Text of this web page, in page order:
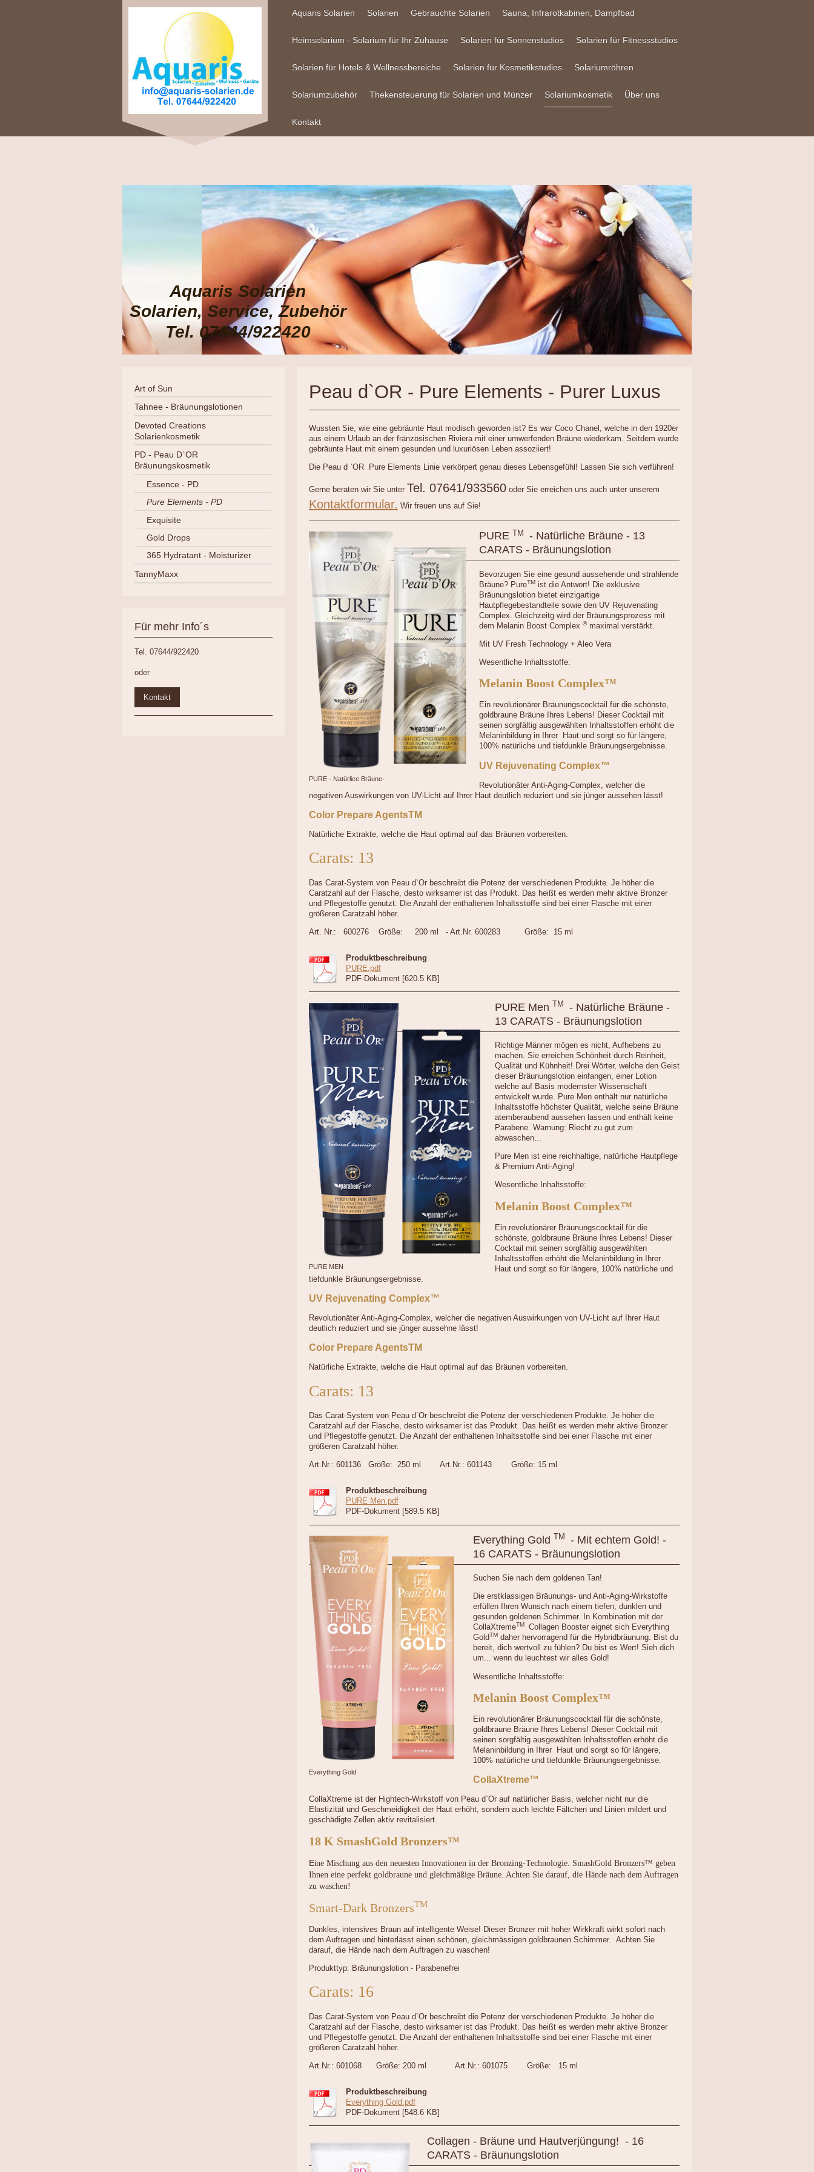
Aquaris Solarien Solarien Gebrauchte Solarien Sauna, Infrarotkabinen, Dampfbad
Heimsolarium - Solarium für Ihr Zuhause Solarien für Sonnenstudios Solarien für Fitnessstudios
Solarien für Hotels & Wellnessbereiche Solarien für Kosmetikstudios Solariumröhren
Solariumzubehör Thekensteuerung für Solarien und Münzer Solariumkosmetik Über uns
Kontakt
Aquaris Solarien
Solarien, Service, Zubehör
Tel. 07644/922420
Peau d`OR - Pure Elements - Purer Luxus
Wussten Sie, wie eine gebräunte Haut modisch geworden ist? Es war Coco Chanel, welche in den 1920er
aus einem Urlaub an der fränzösischen Riviera mit einer umwerfenden Bräune wiederkam. Seitdem wurde
gebräunte Haut mit einem gesunden und luxuriösen Leben assoziiert!
Die Peau d `OR Pure Elements Linie verkörpert genau dieses Lebensgefühl! Lassen Sie sich verführen!
Gerne beraten wir Sie unter Tel. 07641/933560oder Sie erreichen uns auch unter unserem
Kontaktformular. Wir freuen uns auf Sie!
PURE - Natürlice Bräune-
PURE TM
- Natürliche Bräune - 13
CARATS - Bräunungslotion
Bevorzugen Sie eine gesund aussehende und strahlende
Bräune? PureTMist die Antwort! Die exklusive
Bräunungslotion bietet einzigartige
Hautpflegebestandteile sowie den UV Rejuvenating
Complex. Gleichzeitg wird der Bräunungsprozess mit
dem Melanin Boost Complex ®maximal verstärkt.
Mit UV Fresh Technology + Aleo Vera
Wesentliche Inhaltsstoffe:
Melanin Boost Complex™
Ein revolutionärer Bräunungscocktail für die schönste,
goldbraune Bräune Ihres Lebens! Dieser Cocktail mit
seinen sorgfältig ausgewählten Inhaltsstoffen erhöht die
Melaninbildung in Ihrer Haut und sorgt so für längere,
100% natürliche und tiefdunkle Bräunungsergebnisse.
UV Rejuvenating Complex™
Revolutionäter Anti-Aging-Complex, welcher die
negativen Auswirkungen von UV-Licht auf Ihrer Haut deutlich reduziert und sie jünger aussehen lässt!
Color Prepare AgentsTM
Natürliche Extrakte, welche die Haut optimal auf das Bräunen vorbereiten.
Carats: 13
Das Carat-System von Peau d`Or beschreibt die Potenz der verschiedenen Produkte. Je höher die
Caratzahl auf der Flasche, desto wirksamer ist das Produkt. Das heißt es werden mehr aktive Bronzer
und Pflegestoffe genutzt. Die Anzahl der enthaltenen Inhaltsstoffe sind bei einer Flasche mit einer
größeren Caratzahl höher.
Art. Nr.: 600276 Größe: 200 ml - Art.Nr. 600283 Größe: 15 ml
Produktbeschreibung
PURE.pdf
PDF-Dokument [620.5 KB]
PURE MEN
PURE Men TM
- Natürliche Bräune -
13 CARATS - Bräunungslotion
Richtige Männer mögen es nicht, Aufhebens zu
machen. Sie erreichen Schönheit durch Reinheit,
Qualität und Kühnheit! Drei Wörter, welche den Geist
dieser Bräunungslotion einfangen, einer Lotion
welche auf Basis modernster Wissenschaft
entwickelt wurde. Pure Men enthält nur natürliche
Inhaltsstoffe höchster Qualität, welche seine Bräune
atemberaubend aussehen lassen und enthält keine
Parabene. Warnung: Riecht zu gut zum
abwaschen...
Pure Men ist eine reichhaltige, natürliche Hautpflege
& Premium Anti-Aging!
Wesentliche Inhaltsstoffe:
Melanin Boost Complex™
Ein revolutionärer Bräunungscocktail für die
schönste, goldbraune Bräune Ihres Lebens! Dieser
Cocktail mit seinen sorgfältig ausgewählten
Inhaltsstoffen erhöht die Melaninbildung in Ihrer
Haut und sorgt so für längere, 100% natürliche und
tiefdunkle Bräunungsergebnisse.
UV Rejuvenating Complex™
Revolutionäter Anti-Aging-Complex, welcher die negativen Auswirkungen von UV-Licht auf Ihrer Haut
deutlich reduziert und sie jünger aussehne lässt!
Color Prepare AgentsTM
Natürliche Extrakte, welche die Haut optimal auf das Bräunen vorbereiten.
Carats: 13
Das Carat-System von Peau d`Or beschreibt die Potenz der verschiedenen Produkte. Je höher die
Caratzahl auf der Flasche, desto wirksamer ist das Produkt. Das heißt es werden mehr aktive Bronzer
und Pflegestoffe genutzt. Die Anzahl der enthaltenen Inhaltsstoffe sind bei einer Flasche mit einer
größeren Caratzahl höher.
Art.Nr.: 601136 Größe: 250 ml Art.Nr.: 601143 Größe: 15 ml
Produktbeschreibung
PURE Men.pdf
PDF-Dokument [589.5 KB]
Everything Gold
Everything Gold TM
- Mit echtem Gold! -
16 CARATS - Bräunungslotion
Suchen Sie nach dem goldenen Tan!
Die erstklassigen Bräunungs- und Anti-Aging-Wirkstoffe
erfüllen Ihren Wunsch nach einem tiefen, dunklen und
gesunden goldenen Schimmer. In Kombination mit der
CollaXtremeTM
Collagen Booster eignet sich Everything
GoldTMdaher hervorragend für die Hybridbräunung. Bist du
bereit, dich wertvoll zu fühlen? Du bist es Wert! Sieh dich
um... wenn du leuchtest wir alles Gold!
Wesentliche Inhaltsstoffe:
Melanin Boost Complex™
Ein revolutionärer Bräunungscocktail für die schönste,
goldbraune Bräune Ihres Lebens! Dieser Cocktail mit
seinen sorgfältig ausgewählten Inhaltsstoffen erhöht die
Melaninbildung in Ihrer Haut und sorgt so für längere,
100% natürliche und tiefdunkle Bräunungsergebnisse.
CollaXtreme™
CollaXtreme ist der Hightech-Wirkstoff von Peau d`Or auf natürlicher Basis, welcher nicht nur die
Elastizität und Geschmeidigkeit der Haut erhöht, sondern auch leichte Fältchen und Linien mildert und
geschädigte Zellen aktiv revitalisiert.
18 K SmashGold Bronzers™
Eine Mischung aus den neuesten Innovationen in der Bronzing-Technologie. SmashGold Bronzers™ geben
Ihnen eine perfekt goldbraune und gleichmäßige Bräune. Achten Sie darauf, die Hände nach dem Auftragen
zu waschen!
Smart-Dark BronzersTM
Dunkles, intensives Braun auf intelligente Weise! Dieser Bronzer mit hoher Wirkkraft wirkt sofort nach
dem Auftragen und hinterlässt einen schönen, gleichmässigen goldbraunen Schimmer. Achten Sie
darauf, die Hände nach dem Auftragen zu waschen!
Produkttyp: Bräunungslotion - Parabenefrei
Carats: 16
Das Carat-System von Peau d`Or beschreibt die Potenz der verschiedenen Produkte. Je höher die
Caratzahl auf der Flasche, desto wirksamer ist das Produkt. Das heißt es werden mehr aktive Bronzer
und Pflegestoffe genutzt. Die Anzahl der enthaltenen Inhaltsstoffe sind bei einer Flasche mit einer
größeren Caratzahl höher.
Art.Nr.: 601068 Größe: 200 ml Art.Nr.: 601075 Größe: 15 ml
Produktbeschreibung
Everything Gold.pdf
PDF-Dokument [548.6 KB]
Collagen - Bräune und Hautverjüngung! - 16
CARATS - Bräunungslotion
Art of Sun
Tahnee - Bräunungslotionen
Devoted Creations
Solarienkosmetik
PD - Peau D`OR
Bräunungskosmetik
Essence - PD
Pure Elements - PD
Exquisite
Gold Drops
365 Hydratant - Moisturizer
TannyMaxx
Für mehr Info´s
Tel. 07644/922420
oder
Kontakt